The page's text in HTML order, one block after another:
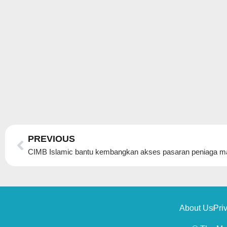
Prev
PREVIOUS
CIMB Islamic bantu kembangkan akses pasaran peniaga
About Us